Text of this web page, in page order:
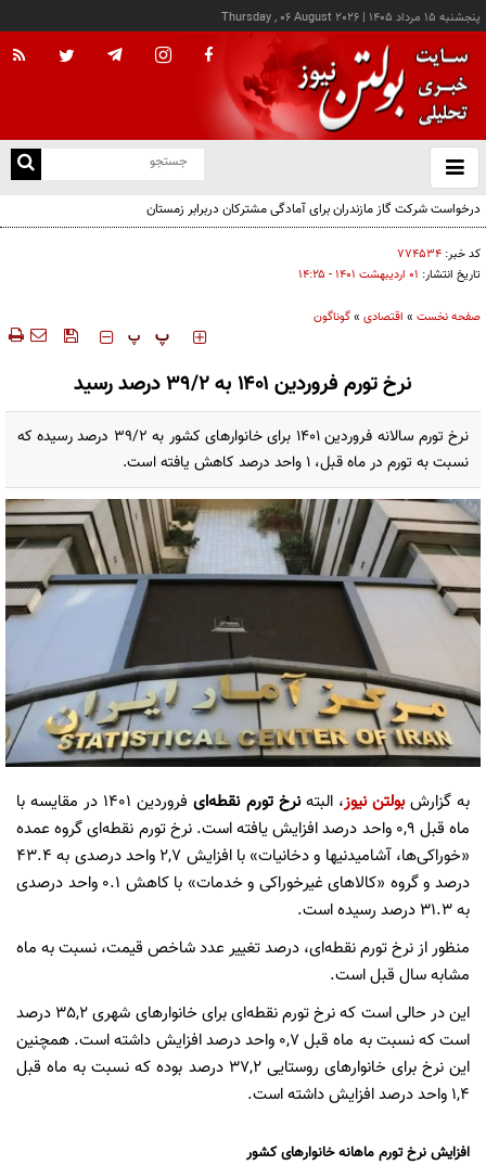
پنجشنبه ۱۵ مرداد ۱۴۰۵ |
Thursday , 06 August 2026
باز
و
کد خبر: ۷۷۴۵۳۴
تاریخ انتشار: ۰۱ ارديبهشت ۱۴۰۱ - ۱۴:۲۵
صفحه نخست » اقتصادی »گوناگون
‍‍‍ پ پ
نرخ تورم فروردین ۱۴۰۱ به ۳۹/۲ درصد رسید
نرخ تورم سالانه فروردین ۱۴۰۱ برای خانوار‌های کشور به ۳۹/۲ درصد رسیده که
نسبت به تورم در ماه قبل، ۱ واحد درصد کاهش یافته است.
به گزارشبولتن نیوز، البتهنرخ تورم نقطه‌ای
فروردین ١٤٠١ در مقایسه با
ماه قبل ٠,٩ واحد درصد افزایش یافته است. نرخ تورم نقطه‌ای گروه عمده
«خوراکی‌ها، آشامیدنی­ها و دخانیات» با افزایش ٢,٧ واحد درصدی به ٤٣.٤
درصد و گروه «کالا‌های غیرخوراکی و خدمات» با کاهش ٠.١ واحد درصدی
به ٣١.٣ درصد رسیده است.
منظور از نرخ تورم نقطه‌ای، درصد تغییر عدد شاخص قیمت، نسبت به ماه
مشابه سال قبل است.
این در حالی است که نرخ تورم نقطه‌ای برای خانوار‌های شهری ٣٥,٢ درصد
است که نسبت به ماه قبل ٠,٧ واحد درصد افزایش داشته است. همچنین
این نرخ برای خانوار‌های روستایی ٣٧,٢ درصد بوده که نسبت به ماه قبل
١,٤ واحد درصد افزایش داشته است.
افزایش نرخ تورم ماهانه خانوار‌های کشور